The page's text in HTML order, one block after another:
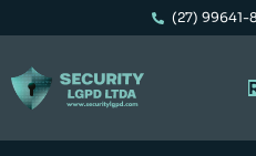
(27) 99641-